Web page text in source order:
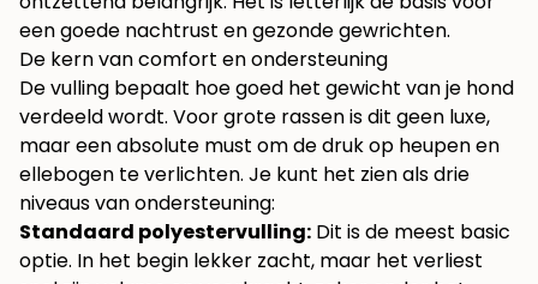
een goede nachtrust en gezonde gewrichten.
De kern van comfort en ondersteuning
De vulling bepaalt hoe goed het gewicht van je hond
verdeeld wordt. Voor grote rassen is dit geen luxe,
maar een absolute must om de druk op heupen en
ellebogen te verlichten. Je kunt het zien als drie
niveaus van ondersteuning:
Standaard polyestervulling: Dit is de meest basic
optie. In het begin lekker zacht, maar het verliest